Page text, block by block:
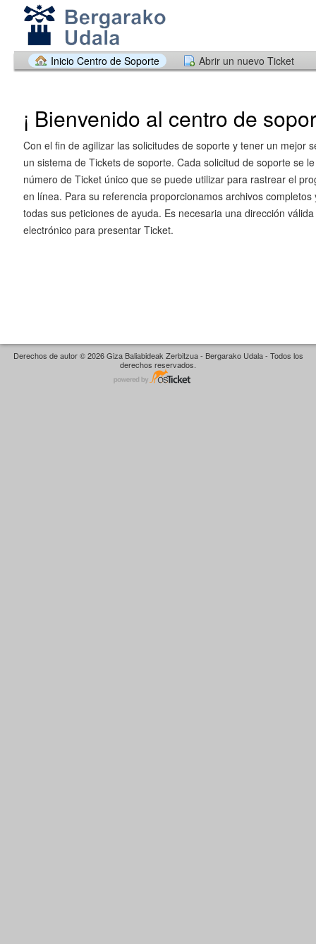
Inicio Centro de Soporte Abrir un nuevo Ticket
¡ Bienvenido al centro de
Con el fin de agilizar las solicitudes de soporte y tener un mejor
un sistema de Tickets de soporte. Cada solicitud de soporte se
número de Ticket único que se puede utilizar para rastrear el
en línea. Para su referencia proporcionamos archivos completos
todas sus peticiones de ayuda. Es necesaria una dirección
electrónico para presentar Ticket.
Derechos de autor © 2026 Giza Baliabideak Zerbitzua - Bergarako Udala - Todos los
derechos reservados.